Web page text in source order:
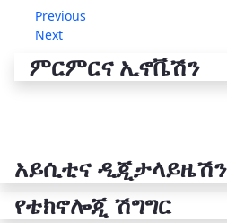
Previous
Next
ምርምርና ኢኖቬሽን
አይሲቲና ዲጂታላይዜሽን
የቴክኖሎጂ ሽግግር